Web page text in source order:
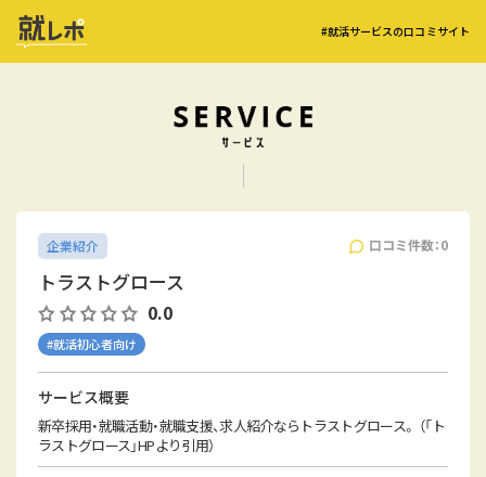
#就活サービスの口コミサイト
口コミ件数：0
企業紹介
トラストグロース
0.0
#就活初心者向け
サービス概要
新卒採用・就職活動・就職支援、求人紹介ならトラストグロース。 （「ト
ラストグロース」HPより引用）